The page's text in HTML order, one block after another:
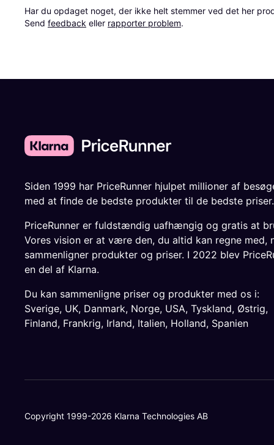
Har du opdaget noget, der ikke helt stemmer ved det her
Send feedback eller rapporter problem.
Siden 1999 har PriceRunner hjulpet millioner af
med at finde de bedste produkter til de bedste priser.
PriceRunner er fuldstændig uafhængig og gratis at
Vores vision er at være den, du altid kan regne med,
sammenligner produkter og priser. I 2022 blev
en del af Klarna.
Du kan sammenligne priser og produkter med os i:
Sverige, UK, Danmark, Norge, USA, Tyskland, Østrig,
Finland, Frankrig, Irland, Italien, Holland, Spanien
Copyright 1999-2026 Klarna Technologies AB